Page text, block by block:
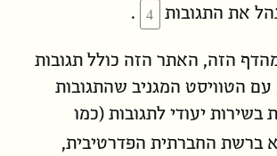
את התגובות
.
הזה, האתר הזה כולל תגובות
הטוויסט המגניב שהתגובות
יעודי לתגובות (כמו
ברשת החברתית הפדרטיבית,